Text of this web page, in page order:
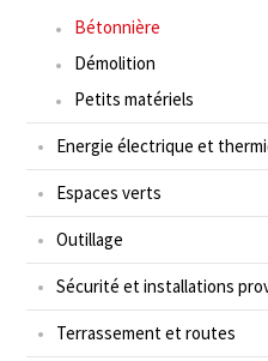
Bétonnière
Démolition
Petits matériels
Energie électrique et
Espaces verts
Outillage
Sécurité et installations
Terrassement et routes